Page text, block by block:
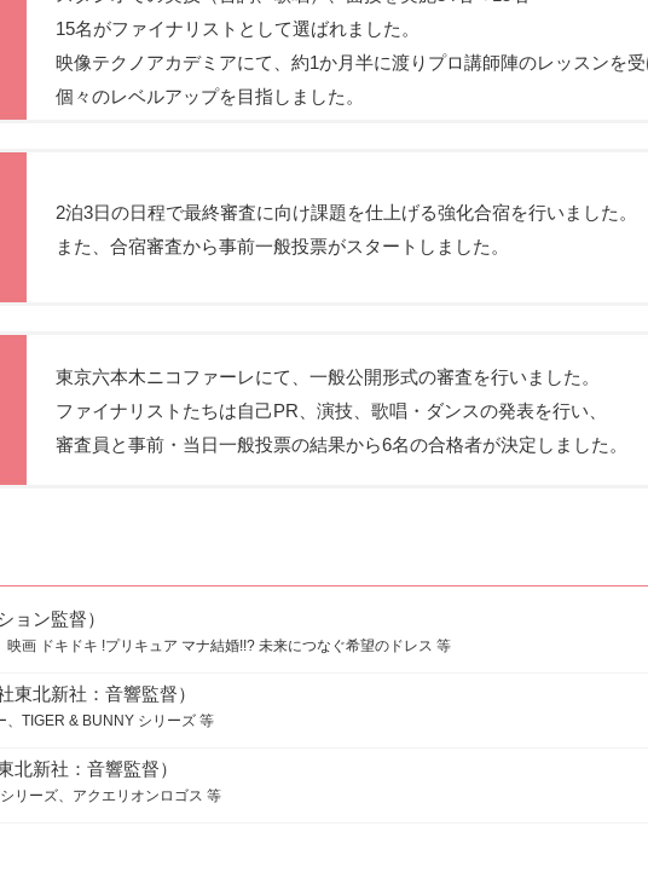
15名がファイナリストとして選ばれました。
映像テクノアカデミアにて、約1か月半に渡りプロ講師陣のレッスンを
個々のレベルアップを目指しました。
2泊3日の日程で最終審査に向け課題を仕上げる強化合宿を行いました。
また、合宿審査から事前一般投票がスタートしました。
東京六本木ニコファーレにて、一般公開形式の審査を行いました。
ファイナリストたちは自己PR、演技、歌唱・ダンスの発表を行い、
審査員と事前・当日一般投票の結果から6名の合格者が決定しました。
ョン監督）
画 ドキドキ !プリキュア マナ結婚!!? 未来につなぐ希望のドレス 等
東北新社：音響監督）
、TIGER & BUNNY シリーズ 等
北新社：音響監督）
リーズ、アクエリオンロゴス 等